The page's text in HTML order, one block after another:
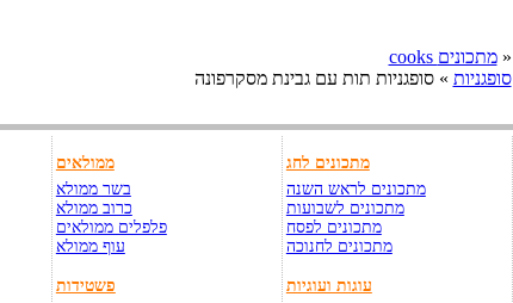
cooks מתכונים»
סופגניות » סופגניות תות עם גבינת מסקרפונה
ממולאים
בשר ממולא
כרוב ממולא
פלפלים ממולאים
עוף ממולא
פשטידות
מתכונים לחג
מתכונים לראש השנה
מתכונים לשבועות
מתכונים לפסח
מתכונים לחנוכה
עוגות ועוגיות